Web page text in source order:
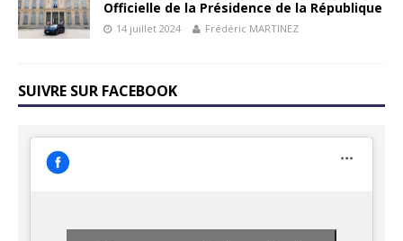
Officielle de la Présidence de la République
14 juillet 2024 Frédéric MARTINEZ
SUIVRE SUR FACEBOOK